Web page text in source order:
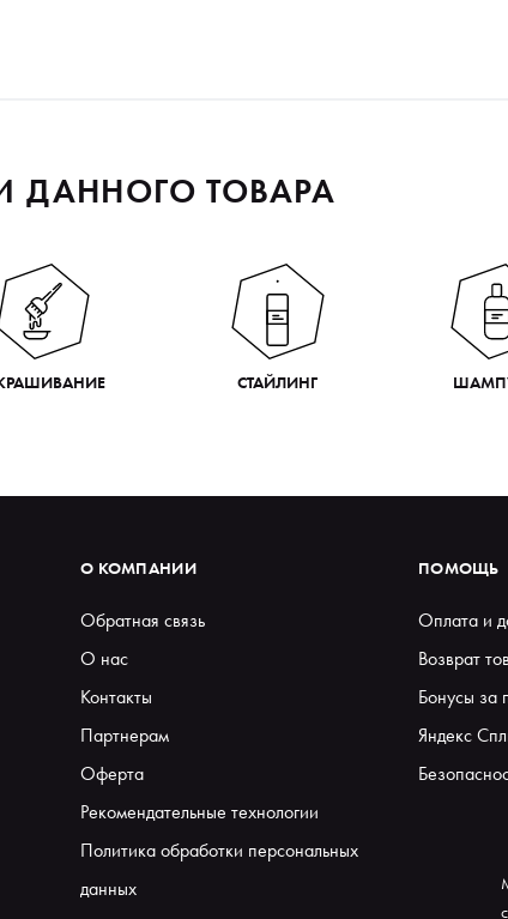
ДАННОГО ТОВАРА
СТАЙЛИНГ
О КОМПАНИИ
Обратная связь
О нас
Контакты
Партнерам
Оферта
Рекомендательные технологии
Политика обработки персональных
данных
ПОМОЩЬ
Оплата и
Возврат
Бонусы за
Яндекс